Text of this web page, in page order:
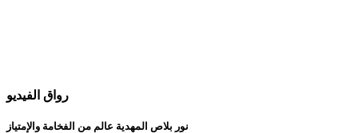
رواق الفيديو
نور بلاص المهدية عالم من الفخامة والإمتياز